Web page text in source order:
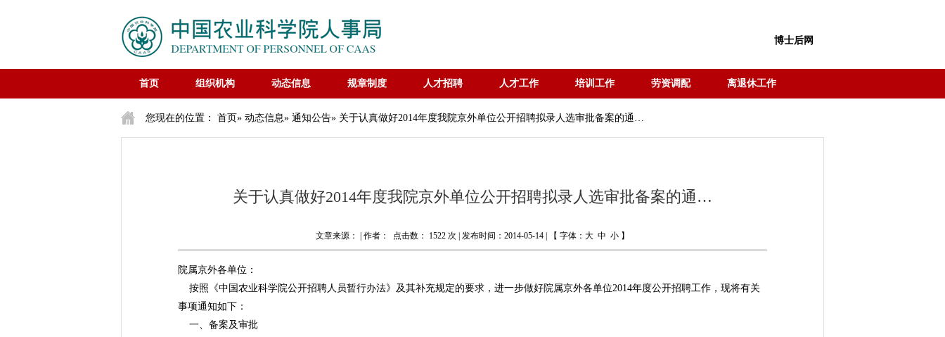
博士后网
首页 组织机构 动态信息 规章制度 人才招聘 人才工作 培训工作 劳资调配 离退休工作
您现在的位置： 首页» 动态信息» 通知公告» 关于认真做好2014年度我院京外单位公开招聘拟录人选审批备案的通…
关于认真做好2014年度我院京外单位公开招聘拟录人选审批备案的通…
文章来源： | 作者： 点击数： 1522 次 | 发布时间：2014-05-14 | 【 字体： 大 中 小 】
院属京外各单位：
按照《中国农业科学院公开招聘人员暂行办法》及其补充规定的要求，进一步做好院属京外各单位2014年度公开招聘工作，现将有关
事项通知如下：
一、备案及审批